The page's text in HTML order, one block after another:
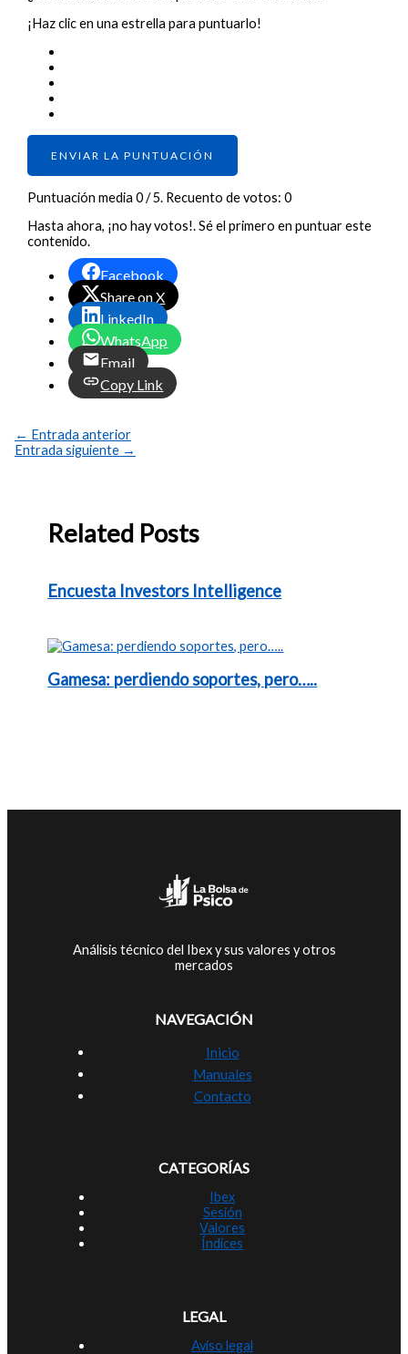
¡Haz clic en una estrella para puntuarlo!
ENVIAR LA PUNTUACIÓN
Puntuación media0/ 5. Recuento de votos:0
Hasta ahora, ¡no hay votos!. Sé el primero en puntuar este
contenido.
Facebook
Share on X
LinkedIn
WhatsApp
Email
Copy Link
← Entrada anterior
Entrada siguiente →
Related Posts
Encuesta Investors Intelligence
Gamesa: perdiendo soportes, pero…..
Análisis técnico del Ibex y sus valores y otros
mercados
NAVEGACIÓN
Inicio
Manuales
Contacto
CATEGORÍAS
Ibex
Sesión
Valores
Índices
LEGAL
Aviso legal